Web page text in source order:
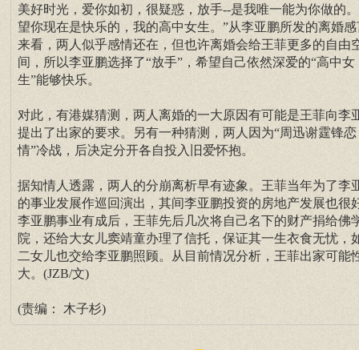
美好时光，爱你如初，很疑惑，放手--是我唯一能为你做的
望你现在是快乐的，我的高中女生。”从李亚鹏所发的离婚感
来看，两人似乎感情还在，但也许离婚会给王菲更多的自由
间，所以李亚鹏选择了“放手”，希望自己依然深爱的“高中女
生”能够快乐。
对此，有港媒猜测，两人离婚的一大原因有可能是王菲向李
提出了出家的要求。另有一种猜测，两人因为“周迅谢霆锋恋
情”冷战，后决定分开各自投入旧爱怀抱。
据知情人透露，两人的分崩离析早有迹象。王菲当年为了李
的事业发展作巡回演出，其间李亚鹏投资的房地产发展也很
李亚鹏事业有成后，王菲先后几次将自己名下的财产捐给佛
院，还给大女儿窦靖童办理了信托，保证其一生衣食无忧，
二女儿也交给李亚鹏照顾。从目前情况分析，王菲出家可能
大。(JZB/文)
(责编： 木子杉)